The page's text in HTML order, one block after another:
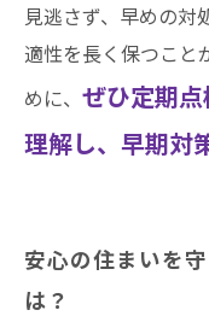
見逃さず、早めの対
適性を長く保つこと
めに、 ぜひ定期
理解し、早期対
安心の住まいを
は？